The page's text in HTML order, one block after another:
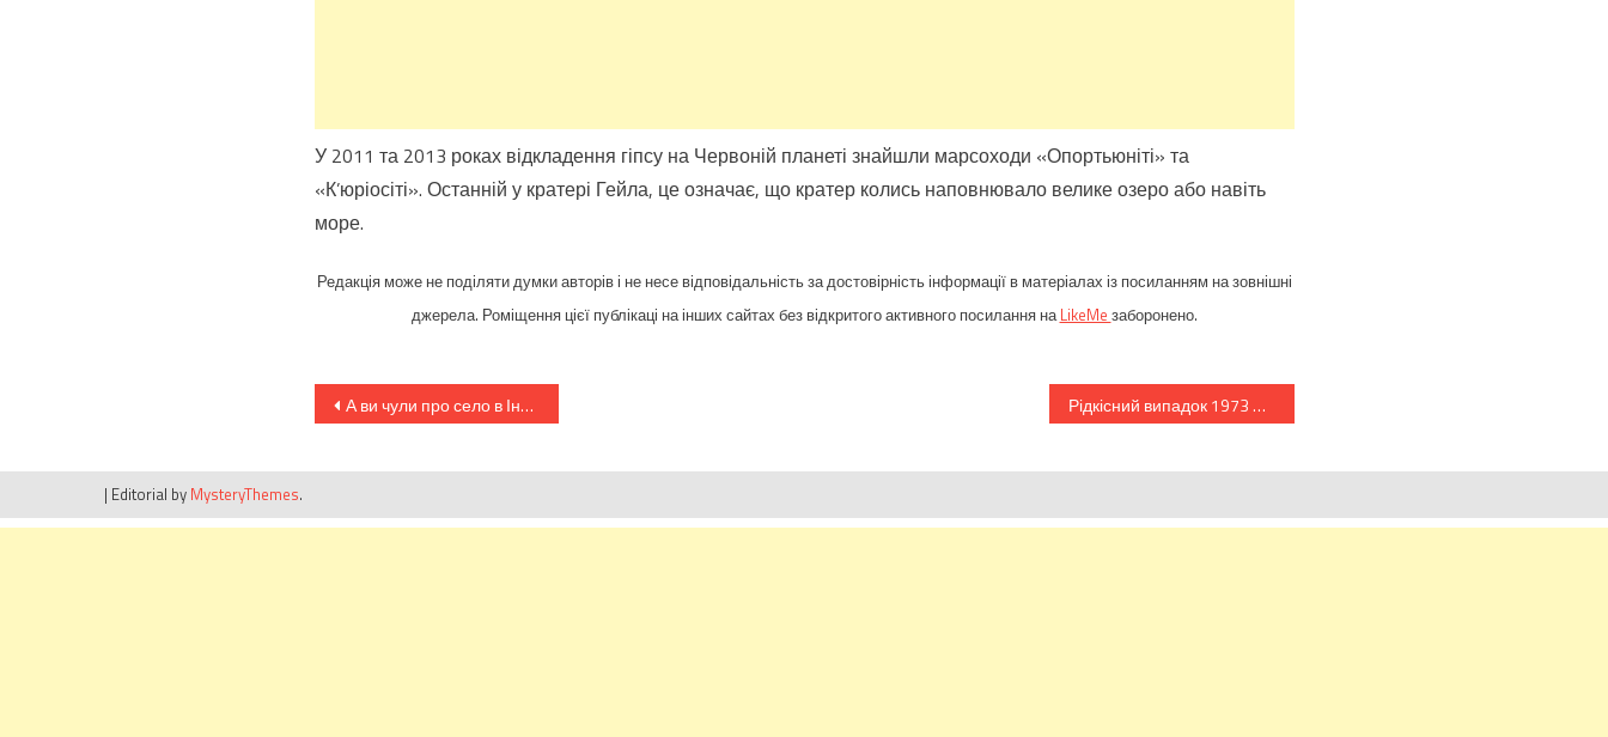
У 2011 та 2013 роках відкладення гіпсу на Червоній планеті знайшли марсоходи «Опортьюніті» та
«К’юріосіті». Останній у кратері Гейла, це означає, що кратер колись наповнювало велике озеро або навіть
море.
Редакція може не поділяти думки авторів і не несе відповідальність за достовірність інформації в матеріалах із посиланням на зовнішні
джерела. Роміщення цієї публікаці на інших сайтах без відкритого активного посилання наLikeMe заборонено.
Навігація
А ви чули про село в Індії, у якому діти граються з дикими кобрами? Рідкісний випадок 1973 року, коли поліцейському вдалося сфотографувати прибульця
| Editorial by MysteryThemes.